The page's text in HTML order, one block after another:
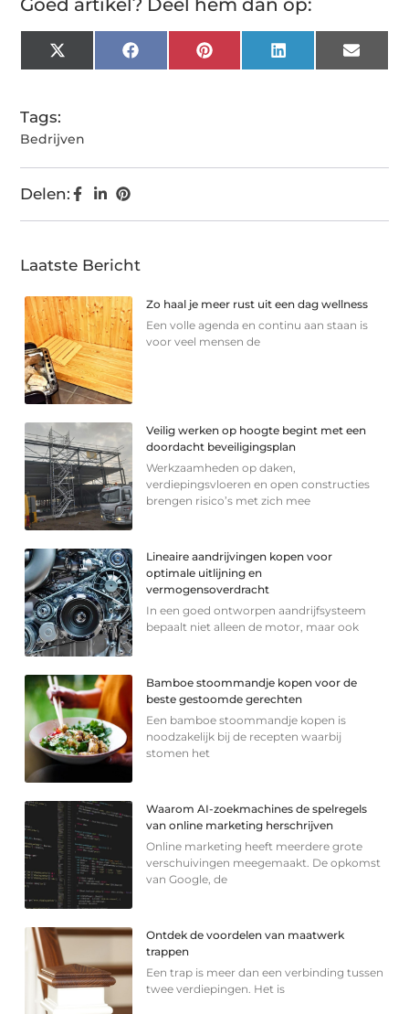
Goed artikel? Deel hem dan op:
X
(Twitter)
FacebookPinterest LinkedIn Email
Tags:
Bedrijven
Delen:
Laatste Bericht
Zo haal je meer rust uit een dag wellness
Een volle agenda en continu aan staan is
voor veel mensen de
Veilig werken op hoogte begint met een
doordacht beveiligingsplan
Werkzaamheden op daken,
verdiepingsvloeren en open constructies
brengen risico’s met zich mee
Lineaire aandrijvingen kopen voor
optimale uitlijning en
vermogensoverdracht
In een goed ontworpen aandrijfsysteem
bepaalt niet alleen de motor, maar ook
Bamboe stoommandje kopen voor de
beste gestoomde gerechten
Een bamboe stoommandje kopen is
noodzakelijk bij de recepten waarbij
stomen het
Waarom AI-zoekmachines de spelregels
van online marketing herschrijven
Online marketing heeft meerdere grote
verschuivingen meegemaakt. De opkomst
van Google, de
Ontdek de voordelen van maatwerk
trappen
Een trap is meer dan een verbinding tussen
twee verdiepingen. Het is